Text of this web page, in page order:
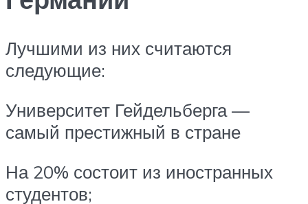
Лучшими из них считаются
следующие:
Университет Гейдельберга —
самый престижный в стране
На 20% состоит из иностранных
студентов;